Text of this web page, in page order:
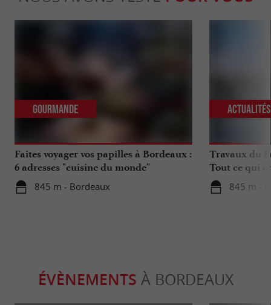
Faites voyager vos papilles à Bordeaux :
6 adresses "cuisine du monde"
845 m - Bordeaux
Gourmande
Travaux du
Tout ce qui
845 m -
Actualités
ÉVÈNEMENTS À BORDEAUX